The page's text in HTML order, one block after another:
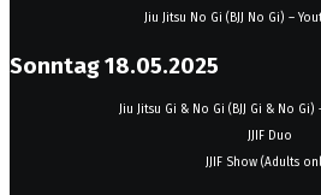
Jiu Jitsu No Gi (BJJ No Gi) –
Sonntag 18.05.2025
Jiu Jitsu Gi & No Gi (BJJ Gi & No Gi)
JJIF Duo
JJIF Show (Adults